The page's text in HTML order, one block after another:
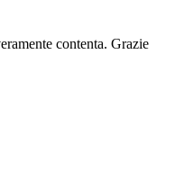
contenta. Grazie